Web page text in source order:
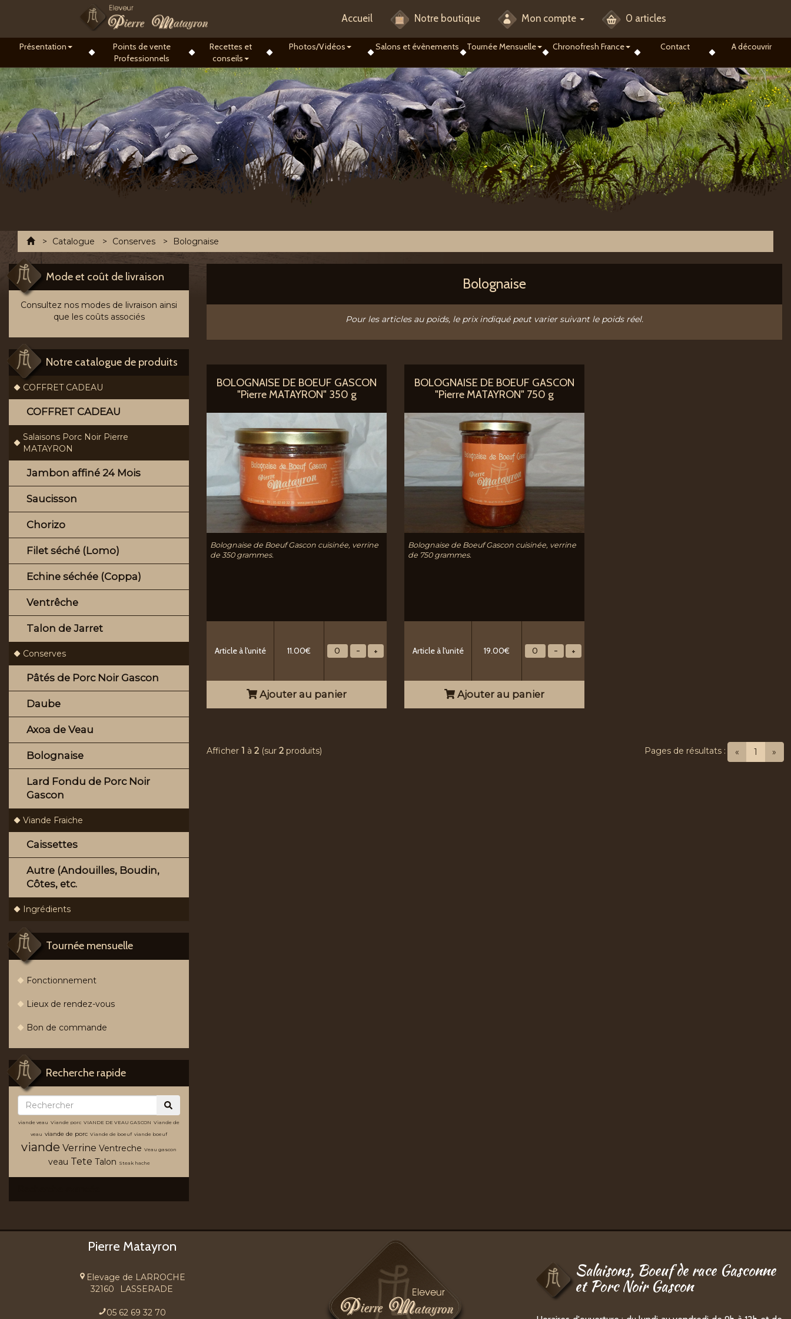
Accueil Notre boutique Mon compte 0 articles
Présentation
Points de vente
Professionnels
Recettes et
conseils
Photos/Vidéos Salons et évènements Tournée Mensuelle Chronofresh France Contact A découvrir
AccueilCatalogue Conserves Bolognaise
Bolognaise
Pour les articles au poids, le prix indiqué peut varier suivant le poids réel.
BOLOGNAISE DE BOEUF GASCON
"Pierre MATAYRON" 350 g
Bolognaise de Boeuf Gascon cuisinée, verrine
de 350 grammes.
Article à l'unité 11.00€
Ajouter au panier
BOLOGNAISE DE BOEUF GASCON
"Pierre MATAYRON" 750 g
Bolognaise de Boeuf Gascon cuisinée, verrine
de 750 grammes.
Article à l'unité 19.00€
Ajouter au panier
Afficher 1 à 2 (sur 2 produits) « 1 »
Pages de résultats :
Mode et coût de livraison
Consultez nos modes de livraison ainsi
que les coûts associés
Notre catalogue de produits
COFFRET CADEAU
COFFRET CADEAU
Salaisons Porc Noir Pierre
MATAYRON
Jambon affiné 24 Mois
Saucisson
Chorizo
Filet séché (Lomo)
Echine séchée (Coppa)
Ventrêche
Talon de Jarret
Conserves
Pâtés de Porc Noir Gascon
Daube
Axoa de Veau
Bolognaise
Lard Fondu de Porc Noir
Gascon
Viande Fraiche
Caissettes
Autre (Andouilles, Boudin,
Côtes, etc.
Ingrédients
Tournée mensuelle
Fonctionnement
Lieux de rendez-vous
Bon de commande
Recherche rapide
viande veau Viande porc VIANDE DE VEAU GASCON Viande de
veau viande de porc Viande de boeuf viande boeuf
viande Verrine Ventreche Veau gascon
veau Tete Talon Steak hache
Pierre Matayron
Elevage de LARROCHE
32160
LASSERADE
05 62 69 32 70
Salaisons, Boeuf de race Gasconne
et Porc Noir Gascon